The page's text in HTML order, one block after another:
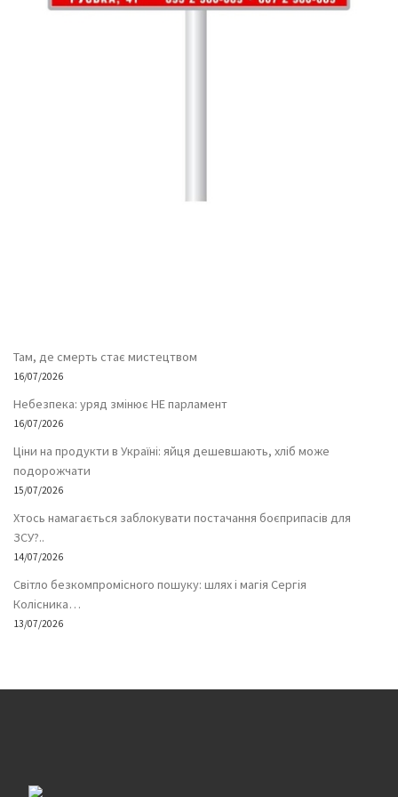
Там, де смерть стає мистецтвом
16/07/2026
Небезпека: уряд змінює НЕ парламент
16/07/2026
Ціни на продукти в Україні: яйця дешевшають, хліб може
подорожчати
15/07/2026
Хтось намагається заблокувати постачання боєприпасів для
ЗСУ?..
14/07/2026
Світло безкомпромісного пошуку: шлях і магія Сергія
Колісника…
13/07/2026